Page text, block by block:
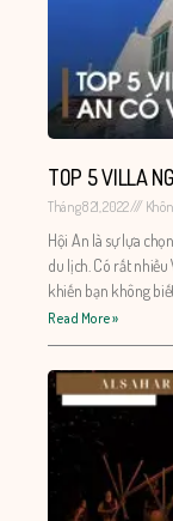
TOP 5 VILLA
Tháng 8 21, 2022
Hội An là sự lựa
du lịch. Có rất
khiến bạn không
Read More »